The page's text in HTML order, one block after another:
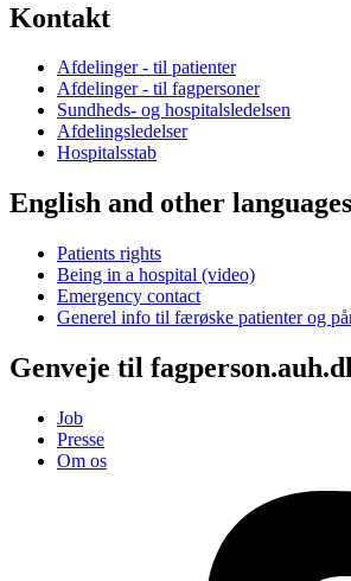
Kontakt
Afdelinger - til patienter
Afdelinger - til fagpersoner
Sundheds- og hospitalsledelsen
Afdelingsledelser
Hospitalsstab
English and other languages
Patients rights
Being in a hospital (video)
Emergency contact
Generel info til færøske patienter og
Genveje til
Job
Presse
Om os